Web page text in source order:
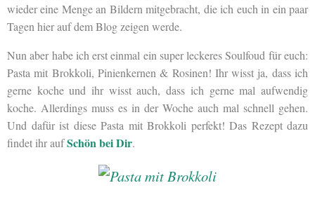
wieder eine Menge an Bildern mitgebracht, die ich euch in ein paar
Tagen hier auf dem Blog zeigen werde.
Nun aber habe ich erst einmal ein super leckeres Soulfoud für euch:
Pasta mit Brokkoli, Pinienkernen & Rosinen! Ihr wisst ja, dass ich
gerne koche und ihr wisst auch, dass ich gerne mal aufwendig
koche. Allerdings muss es in der Woche auch mal schnell gehen.
Und dafür ist diese Pasta mit Brokkoli perfekt! Das Rezept dazu
findet ihr aufSchön bei Dir.